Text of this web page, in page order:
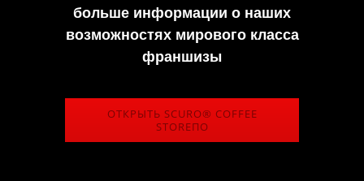
больше информации о наших
возможностях мирового класса
франшизы
ОТКРЫТЬ SCURO® COFFEE
STOREПО